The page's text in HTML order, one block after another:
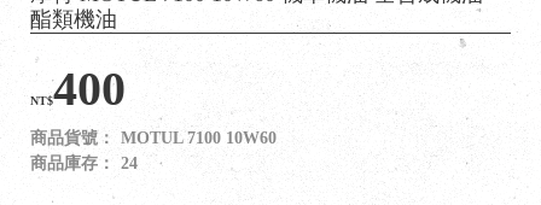
酯類機油
NT$400
商品貨號：
MOTUL 7100 10W60
商品庫存：
24